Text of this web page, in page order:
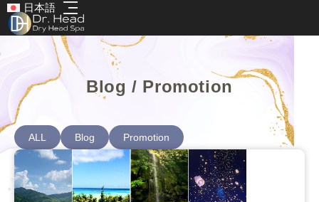
日本語
Blog / Promotion
ALL Blog Promotion